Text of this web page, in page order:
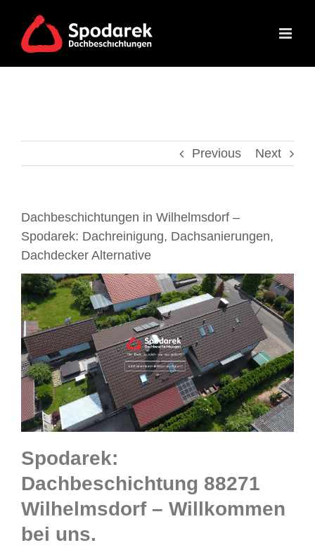
content
Previous Next
Dachbeschichtungen in Wilhelmsdorf –
Spodarek: Dachreinigung, Dachsanierungen,
Dachdecker Alternative
Spodarek:
Dachbeschichtung 88271
Wilhelmsdorf – Willkommen
bei uns.